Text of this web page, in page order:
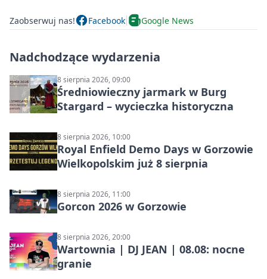
Zaobserwuj nas! Facebook Google News
Nadchodzące wydarzenia
8 sierpnia 2026, 09:00
Średniowieczny jarmark w Burg
Stargard – wycieczka historyczna
8 sierpnia 2026, 10:00
Royal Enfield Demo Days w Gorzowie
Wielkopolskim już 8 sierpnia
8 sierpnia 2026, 11:00
Gorcon 2026 w Gorzowie
8 sierpnia 2026, 20:00
Wartownia | DJ JEAN | 08.08: nocne
granie